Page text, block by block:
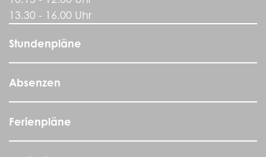
13.30 - 16.00 Uhr
Stundenpläne
Absenzen
Ferienpläne